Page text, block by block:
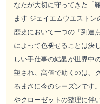
なたが大切に守ってきた「
ます ジェイエムウエスト
歴史において一つの「到達
によって色褪せることは決
しい手仕事の結晶が世界中
望され、高値で動くのは、
るまさに今のシーズンです
やクローゼットの整理に伴